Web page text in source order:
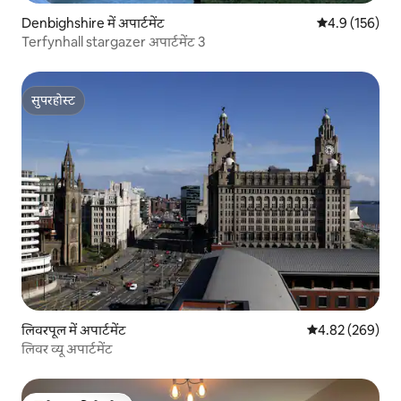
Denbighshire में अपार्टमेंट औसत रेटिंग 5 में
4.9 (156)
Terfynhall stargazer अपार्टमेंट 3
सुपरहोस्ट
सुपरहोस्ट
लिवरपूल में अपार्टमेंट औसत रेटिंग 5 में से
4.82 (269)
लिवर व्यू अपार्टमेंट